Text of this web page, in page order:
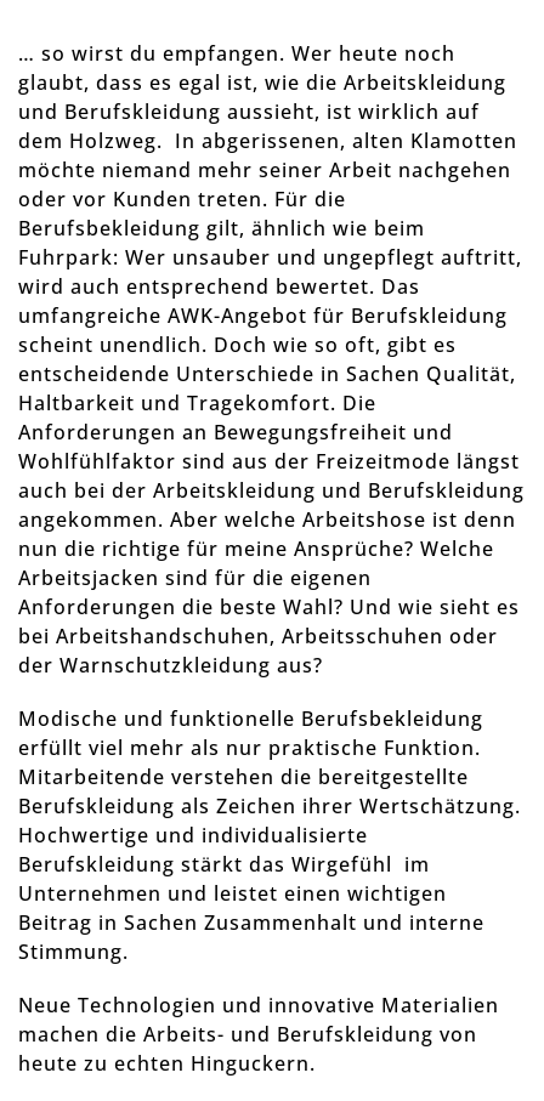
… so wirst du empfangen. Wer heute noch
glaubt, dass es egal ist, wie die Arbeitskleidung
und Berufskleidung aussieht, ist wirklich auf
dem Holzweg. In abgerissenen, alten Klamotten
möchte niemand mehr seiner Arbeit nachgehen
oder vor Kunden treten. Für die
Berufsbekleidung gilt, ähnlich wie beim
Fuhrpark: Wer unsauber und ungepflegt auftritt,
wird auch entsprechend bewertet. Das
umfangreiche AWK-Angebot für Berufskleidung
scheint unendlich. Doch wie so oft, gibt es
entscheidende Unterschiede in Sachen Qualität,
Haltbarkeit und Tragekomfort. Die
Anforderungen an Bewegungsfreiheit und
Wohlfühlfaktor sind aus der Freizeitmode längst
auch bei der Arbeitskleidung und Berufskleidung
angekommen. Aber welche Arbeitshose ist denn
nun die richtige für meine Ansprüche? Welche
Arbeitsjacken sind für die eigenen
Anforderungen die beste Wahl? Und wie sieht es
bei Arbeitshandschuhen, Arbeitsschuhen oder
der Warnschutzkleidung aus?
Modische und funktionelle Berufsbekleidung
erfüllt viel mehr als nur praktische Funktion.
Mitarbeitende verstehen die bereitgestellte
Berufskleidung als Zeichen ihrer Wertschätzung.
Hochwertige und individualisierte
Berufskleidung stärkt das Wirgefühl im
Unternehmen und leistet einen wichtigen
Beitrag in Sachen Zusammenhalt und interne
Stimmung.
Neue Technologien und innovative Materialien
machen die Arbeits- und Berufskleidung von
heute zu echten Hinguckern.